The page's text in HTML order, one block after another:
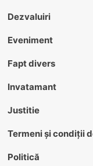
Dezvaluiri
Eveniment
Fapt divers
Invatamant
Justitie
Termeni și condiții
Politică